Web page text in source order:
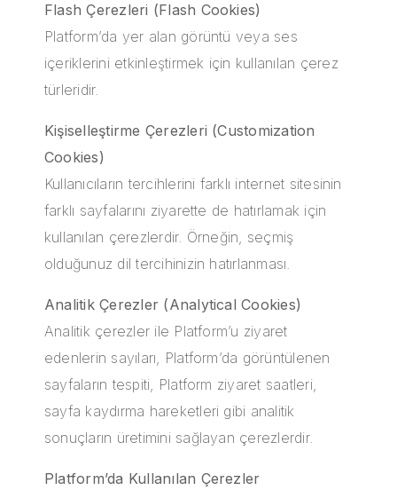
Flash Çerezleri (Flash Cookies)
Platform’da yer alan görüntü veya ses
içeriklerini etkinleştirmek için kullanılan çerez
türleridir.
Kişiselleştirme Çerezleri (Customization
Cookies)
Kullanıcıların tercihlerini farklı internet sitesinin
farklı sayfalarını ziyarette de hatırlamak için
kullanılan çerezlerdir. Örneğin, seçmiş
olduğunuz dil tercihinizin hatırlanması.
Analitik Çerezler (Analytical Cookies)
Analitik çerezler ile Platform’u ziyaret
edenlerin sayıları, Platform’da görüntülenen
sayfaların tespiti, Platform ziyaret saatleri,
sayfa kaydırma hareketleri gibi analitik
sonuçların üretimini sağlayan çerezlerdir.
Platform’da Kullanılan Çerezler